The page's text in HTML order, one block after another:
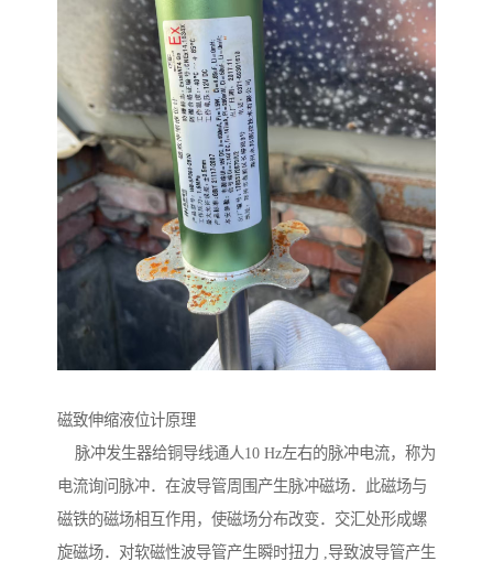
磁致伸缩液位计原理
脉冲发生器给铜导线通人10 Hz左右的脉冲电流，称为
电流询问脉冲．在波导管周围产生脉冲磁场．此磁场与
磁铁的磁场相互作用，使磁场分布改变．交汇处形成螺
旋磁场．对软磁性波导管产生瞬时扭力 ,导致波导管产生